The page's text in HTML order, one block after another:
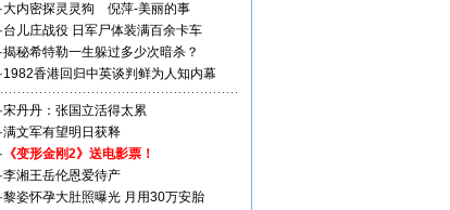
·大内密探灵灵狗
倪萍-美丽的事
·台儿庄战役 日军尸体装满百余卡车
·揭秘希特勒一生躲过多少次暗杀？
·1982香港回归中英谈判鲜为人知内幕
·宋丹丹：张国立活得太累
·满文军有望明日获释
· 《变形金刚2》送电影票！
·李湘王岳伦恩爱待产
·黎姿怀孕大肚照曝光 月用30万安胎